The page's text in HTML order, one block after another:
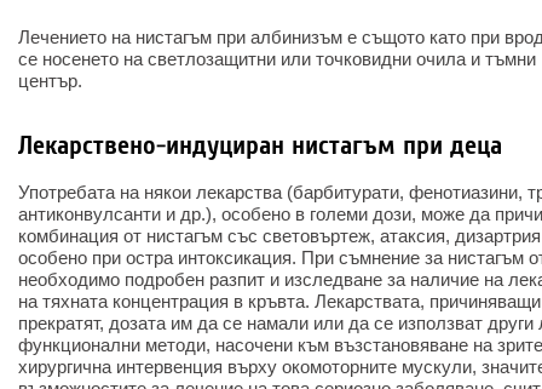
Лечението на нистагъм при албинизъм е същото като при
се носенето на светлозащитни или точковидни очила и
център.
Лекарствено-индуциран нистагъм при деца
Употребата на някои лекарства (барбитурати, фенотиазини,
антиконвулсанти и др.), особено в големи дози, може да
комбинация от нистагъм със световъртеж, атаксия,
особено при остра интоксикация. При съмнение за нистагъм
необходимо подробен разпит и изследване за наличие на
на тяхната концентрация в кръвта. Лекарствата,
прекратят, дозата им да се намали или да се използват
функционални методи, насочени към възстановяване на
хирургична интервенция върху окомоторните мускули,